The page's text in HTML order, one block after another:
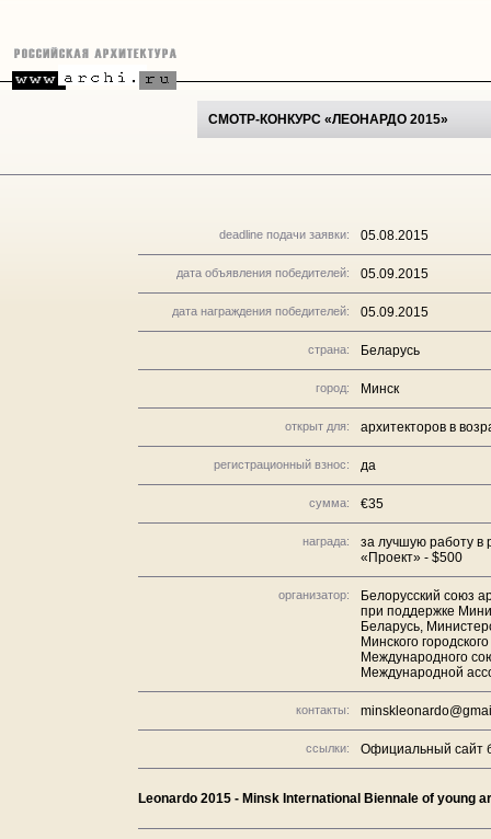
СМОТР-КОНКУРС «ЛЕОНАРДО 2015»
deadline подачи заявки: 05.08.2015
дата объявления победителей: 05.09.2015
дата награждения победителей: 05.09.2015
страна: Беларусь
город: Минск
открыт для: архитекторов в
регистрационный взнос: да
сумма: €35
награда:
за лучшую работу в
«Проект» - $500
организатор:
Белорусский союз
при поддержке
Беларусь,
Минского
Международного
Международной
контакты:
ссылки: Официальный сайт
Leonardo 2015 - Minsk International Biennale of young